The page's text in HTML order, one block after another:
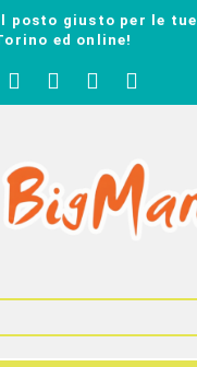
posto giusto per le tue
ed online!